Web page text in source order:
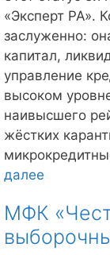
«Эксперт РА».
заслуженно:
капитал,
управление
высоком
наивысшего
жёстких
далее
высшего
рейтинга
МФК